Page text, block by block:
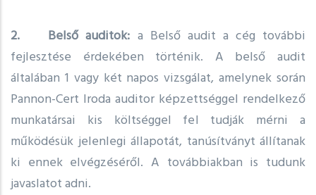
2. Belső auditok: a Belső audit a cég további
fejlesztése érdekében történik. A belső audit
általában 1 vagy két napos vizsgálat, amelynek során
Pannon-Cert Iroda auditor képzettséggel rendelkező
munkatársai kis költséggel fel tudják mérni a
működésük jelenlegi állapotát, tanúsítványt állítanak
ki ennek elvégzéséről. A továbbiakban is tudunk
javaslatot adni.